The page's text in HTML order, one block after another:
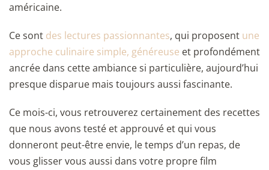
américaine.
Ce sont des lectures passionnantes, qui proposent une
approche culinaire simple, généreuse et profondément
ancrée dans cette ambiance si particulière, aujourd’hui
presque disparue mais toujours aussi fascinante.
Ce mois-ci, vous retrouverez certainement des recettes
que nous avons testé et approuvé et qui vous
donneront peut-être envie, le temps d’un repas, de
vous glisser vous aussi dans votre propre film